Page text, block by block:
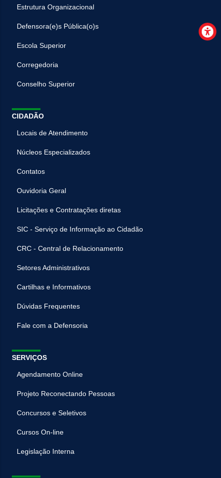
Estrutura Organizacional
Defensora(e)s Pública(o)s
Escola Superior
Corregedoria
Conselho Superior
CIDADÃO
Locais de Atendimento
Núcleos Especializados
Contatos
Ouvidoria Geral
Licitações e Contratações diretas
SIC - Serviço de Informação ao Cidadão
CRC - Central de Relacionamento
Setores Administrativos
Cartilhas e Informativos
Dúvidas Frequentes
Fale com a Defensoria
SERVIÇOS
Agendamento Online
Projeto Reconectando Pessoas
Concursos e Seletivos
Cursos On-line
Legislação Interna